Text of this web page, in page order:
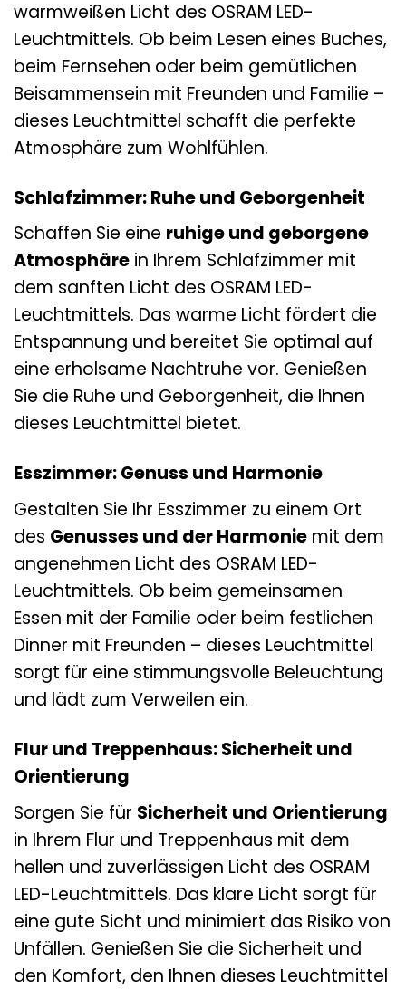
warmweißen Licht des OSRAM LED-
Leuchtmittels. Ob beim Lesen eines Buches,
beim Fernsehen oder beim gemütlichen
Beisammensein mit Freunden und Familie –
dieses Leuchtmittel schafft die perfekte
Atmosphäre zum Wohlfühlen.
Schlafzimmer: Ruhe und Geborgenheit
Schaffen Sie eine ruhige und geborgene
Atmosphäre in Ihrem Schlafzimmer mit
dem sanften Licht des OSRAM LED-
Leuchtmittels. Das warme Licht fördert die
Entspannung und bereitet Sie optimal auf
eine erholsame Nachtruhe vor. Genießen
Sie die Ruhe und Geborgenheit, die Ihnen
dieses Leuchtmittel bietet.
Esszimmer: Genuss und Harmonie
Gestalten Sie Ihr Esszimmer zu einem Ort
des Genusses und der Harmonie mit dem
angenehmen Licht des OSRAM LED-
Leuchtmittels. Ob beim gemeinsamen
Essen mit der Familie oder beim festlichen
Dinner mit Freunden – dieses Leuchtmittel
sorgt für eine stimmungsvolle Beleuchtung
und lädt zum Verweilen ein.
Flur und Treppenhaus: Sicherheit und
Orientierung
Sorgen Sie für Sicherheit und Orientierung
in Ihrem Flur und Treppenhaus mit dem
hellen und zuverlässigen Licht des OSRAM
LED-Leuchtmittels. Das klare Licht sorgt für
eine gute Sicht und minimiert das Risiko von
Unfällen. Genießen Sie die Sicherheit und
den Komfort, den Ihnen dieses Leuchtmittel